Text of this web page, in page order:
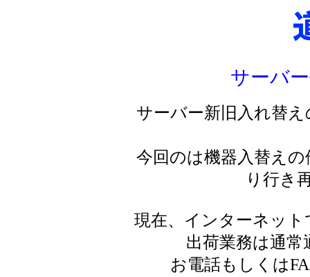
サーバ
サーバー新旧入れ替
今回のは機器入替え
り行き
現在、インターネッ
出荷業務は通
お電話もしくは